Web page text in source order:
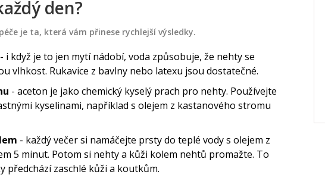
den?
je ta, která vám přinese rychlejší výsledky.
- i když je to jen mytí nádobí, voda způsobuje, že nehty se
vlhkost. Rukavice z bavlny nebo latexu jsou dostatečné.
- aceton je jako chemický kyselý prach pro nehty. Používejte
kyselinami, například s olejem z kastanového stromu
- každý večer si namáčejte prsty do teplé vody s olejem z
5 minut. Potom si nehty a kůži kolem nehtů promažte. To
předchází zaschlé kůži a koutkům.
tipy
antibiotika,
účinky. Zahrnuje
vyhnout a proč je
doporučení.
Bakteriální vaginóza je časté
ženy všech věkových kategorií. V tomto
článku se dozvíte, jak rozpoznat
příznaky bakteriální infekce pochvy,
jakými způsoby můžete předcházet
léčebné možnosti. Nabídneme vám
praktické rady a tipy, jak udržovat
října 2 2024